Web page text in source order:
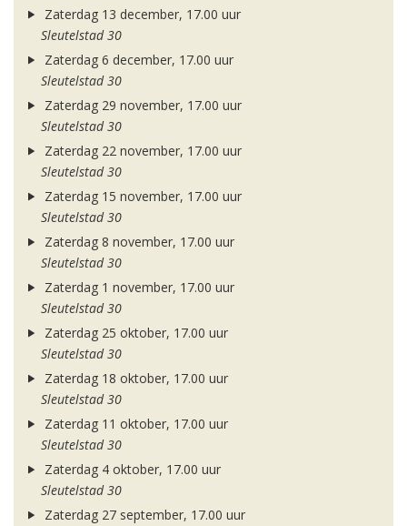
Zaterdag 13 december, 17.00 uur
Sleutelstad 30
Zaterdag 6 december, 17.00 uur
Sleutelstad 30
Zaterdag 29 november, 17.00 uur
Sleutelstad 30
Zaterdag 22 november, 17.00 uur
Sleutelstad 30
Zaterdag 15 november, 17.00 uur
Sleutelstad 30
Zaterdag 8 november, 17.00 uur
Sleutelstad 30
Zaterdag 1 november, 17.00 uur
Sleutelstad 30
Zaterdag 25 oktober, 17.00 uur
Sleutelstad 30
Zaterdag 18 oktober, 17.00 uur
Sleutelstad 30
Zaterdag 11 oktober, 17.00 uur
Sleutelstad 30
Zaterdag 4 oktober, 17.00 uur
Sleutelstad 30
Zaterdag 27 september, 17.00 uur